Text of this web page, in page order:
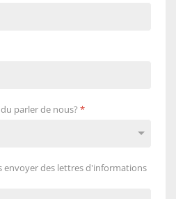
parler de nous? *
envoyer des lettres d'informations